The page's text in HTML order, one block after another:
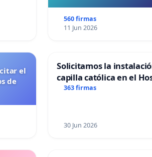
560 firmas
11 Jun 2026
el
de
Solicitamos la
capilla católica en el
Alcañiz
363 firmas
30 Jun 2026